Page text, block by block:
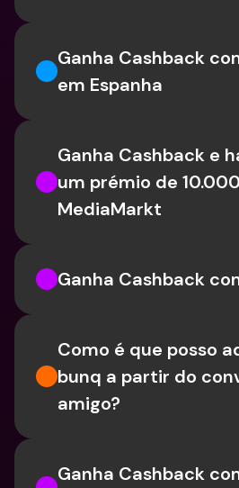
Ganha Cashback
em Espanha
Ganha Cashback e
um prémio de
MediaMarkt
Ganha Cashback
Como é que posso
bunq a partir do
amigo?
Ganha Cashback